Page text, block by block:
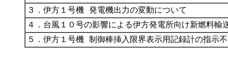
３．伊方１号機 発電機出力の変動について
４．台風１０号の影響による伊方発電所向け新燃料輸
５．伊方１号機 制御棒挿入限界表示用記録計の指示